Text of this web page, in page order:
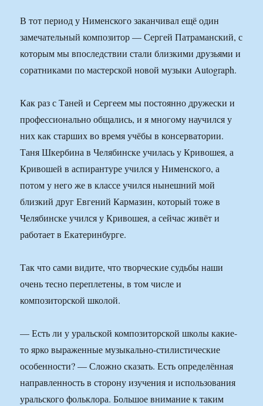
В тот период у Нименского заканчивал ещё один
замечательный композитор — Сергей Патраманский, с
которым мы впоследствии стали близкими друзьями и
соратниками по мастерской новой музыки Autograph.
Как раз с Таней и Сергеем мы постоянно дружески и
профессионально общались, и я многому научился у
них как старших во время учёбы в консерватории.
Таня Шкербина в Челябинске училась у Кривошея, а
Кривошей в аспирантуре учился у Нименского, а
потом у него же в классе учился нынешний мой
близкий друг Евгений Кармазин, который тоже в
Челябинске учился у Кривошея, а сейчас живёт и
работает в Екатеринбурге.
Так что сами видите, что творческие судьбы наши
очень тесно переплетены, в том числе и
композиторской школой.
— Есть ли у уральской композиторской школы какие-
то ярко выраженные музыкально-стилистические
особенности? — Сложно сказать. Есть определённая
направленность в сторону изучения и использования
уральского фольклора. Большое внимание к таким